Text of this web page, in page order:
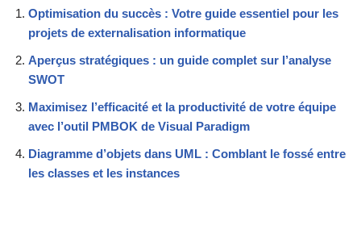
Optimisation du succès : Votre guide essentiel pour les
projets de externalisation informatique
Aperçus stratégiques : un guide complet sur l’analyse
SWOT
Maximisez l’efficacité et la productivité de votre équipe
avec l’outil PMBOK de Visual Paradigm
Diagramme d’objets dans UML : Comblant le fossé entre
les classes et les instances